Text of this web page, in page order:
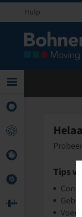
Hulp
Tips
Voer